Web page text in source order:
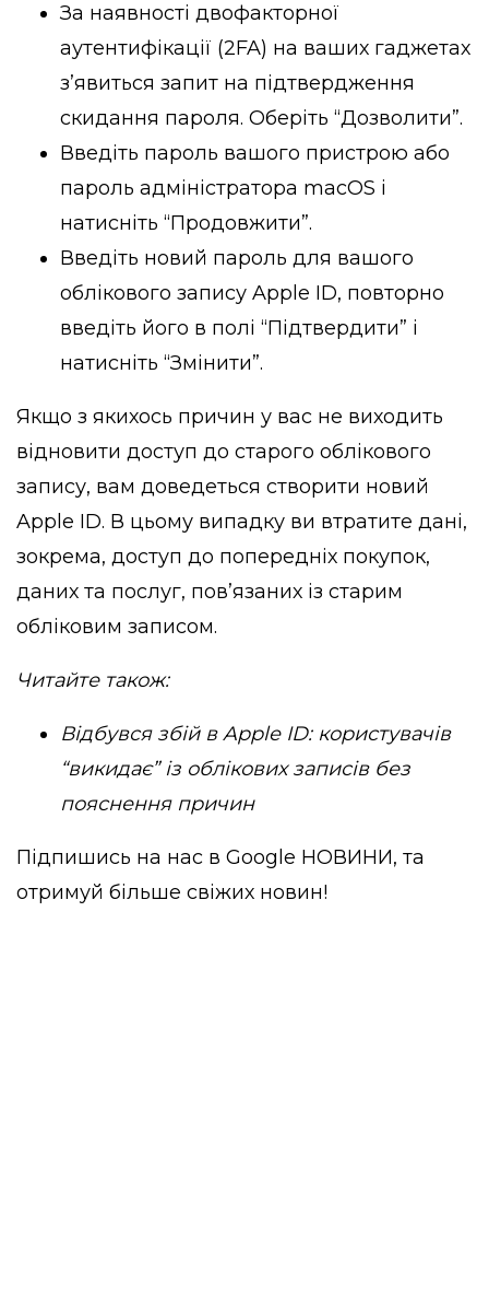
За наявності двофакторної
аутентифікації (2FA) на ваших гаджетах
з’явиться запит на підтвердження
скидання пароля. Оберіть “Дозволити”.
Введіть пароль вашого пристрою або
пароль адміністратора macOS і
натисніть “Продовжити”.
Введіть новий пароль для вашого
облікового запису Apple ID, повторно
введіть його в полі “Підтвердити” і
натисніть “Змінити”.
Якщо з якихось причин у вас не виходить
відновити доступ до старого облікового
запису, вам доведеться створити новий
Apple ID. В цьому випадку ви втратите дані,
зокрема, доступ до попередніх покупок,
даних та послуг, пов’язаних із старим
обліковим записом.
Читайте також:
Відбувся збій в Apple ID: користувачів
“викидає” із облікових записів без
пояснення причин
Підпишись на нас в Google НОВИНИ, та
отримуй більше свіжих новин!